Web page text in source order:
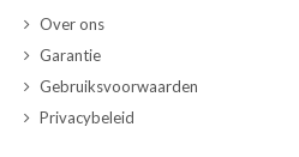
Over ons
Garantie
Gebruiksvoorwaarden
Privacybeleid